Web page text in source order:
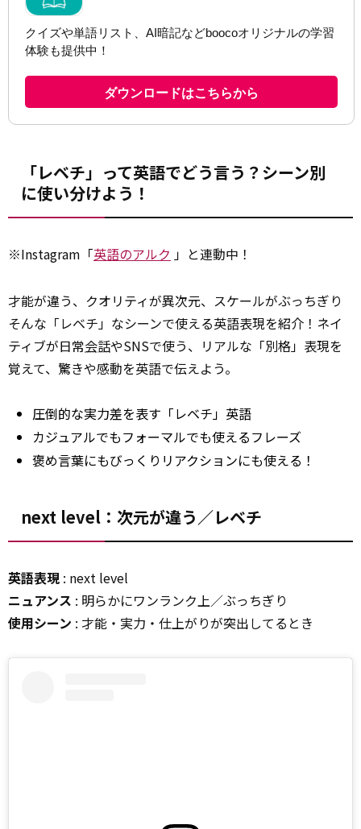
「レベチ」って英語でどう言う？シーン別
に使い分けよう！
※Instagram「英語のアルク 」と連動中！
才能が違う、クオリティが異次元、スケールがぶっちぎり――
そんな「レベチ」なシーンで使える英語表現を紹介！ネイ
ティブが日常会話やSNSで使う、リアルな「別格」表現を
覚えて、驚きや感動を英語で伝えよう。
圧倒的な実力差を表す「レベチ」英語
カジュアルでもフォーマルでも使えるフレーズ
褒め言葉にもびっくりリアクションにも使える！
next level：次元が違う／レベチ
英語表現 : next level
ニュアンス : 明らかにワンランク上／ぶっちぎり
使用シーン : 才能・実力・仕上がりが突出してるとき